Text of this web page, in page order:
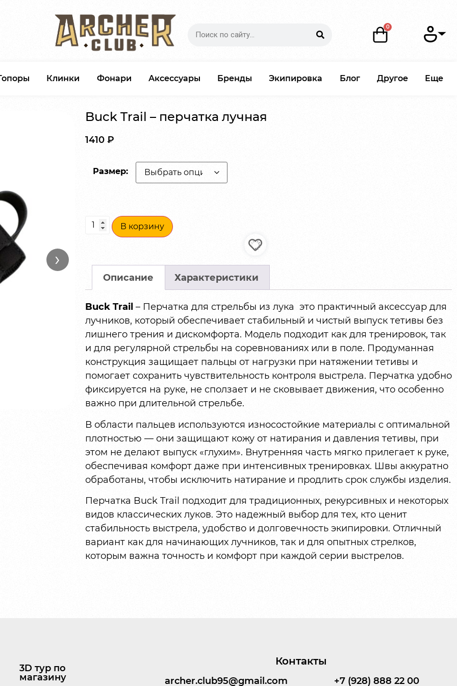
Клинки Фонари Аксессуары Бренды Экипировка Блог Другое Еще
›
Buck Trail – перчатка лучная
1410 ₽
Размер:
В корзину
Описание Характеристики
Buck Trail – Перчатка для стрельбы из лука это практичный аксессуар для
лучников, который обеспечивает стабильный и чистый выпуск тетивы без
лишнего трения и дискомфорта. Модель подходит как для тренировок, так
и для регулярной стрельбы на соревнованиях или в поле. Продуманная
конструкция защищает пальцы от нагрузки при натяжении тетивы и
помогает сохранить чувствительность контроля выстрела. Перчатка удобно
фиксируется на руке, не сползает и не сковывает движения, что особенно
важно при длительной стрельбе.
В области пальцев используются износостойкие материалы с оптимальной
плотностью — они защищают кожу от натирания и давления тетивы, при
этом не делают выпуск «глухим». Внутренняя часть мягко прилегает к руке,
обеспечивая комфорт даже при интенсивных тренировках. Швы аккуратно
обработаны, чтобы исключить натирание и продлить срок службы изделия.
Перчатка Buck Trail подходит для традиционных, рекурсивных и некоторых
видов классических луков. Это надежный выбор для тех, кто ценит
стабильность выстрела, удобство и долговечность экипировки. Отличный
вариант как для начинающих лучников, так и для опытных стрелков,
которым важна точность и комфорт при каждой серии выстрелов.
3D тур по
магазину
Контакты
archer.club95@gmail.com +7 (928) 888 22 00